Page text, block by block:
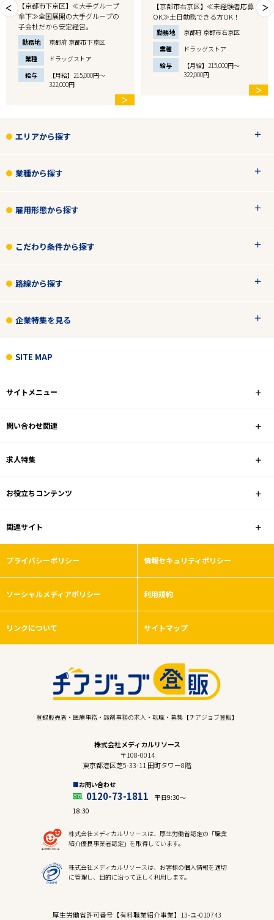
【京都市下京区】≪大手グループ
傘下≫全国展開の大手グループの
子会社だから安定経営。
勤務地
京都府 京都市下京区
業種
ドラッグストア
給与
【月給】215,000円～
322,000円
＞
【京都市右京区】≪未経験者応募
OK≫土日勤務できる方OK！
勤務地
京都府 京都市右京区
業種
ドラッグストア
給与
【月給】215,000円～
322,000円
＞
エリアから探す
業種から探す
雇用形態から探す
こだわり条件から探す
路線から探す
企業特集を見る
SITE MAP
サイトメニュー
問い合わせ関連
求人特集
お役立ちコンテンツ
関連サイト
プライバシーポリシー 情報セキュリティポリシー
ソーシャルメディアポリシー 利用規約
リンクについて サイトマップ
登録販売者・医療事務・調剤事務の求人・転職・募集【チアジョブ登販】
株式会社メディカルリソース
〒108-0014
東京都港区芝5-33-11 田町タワー8階
お問い合わせ
0120-73-1811
平日9:30〜
18:30
株式会社メディカルリソースは、厚生労働省認定の「職業
紹介優良事業者認定」を取得しています。
株式会社メディカルリソースは、お客様の個人情報を適切
に管理し、目的に沿って正しく利用します。
厚生労働省許可番号【有料職業紹介事業】13-ユ-010743